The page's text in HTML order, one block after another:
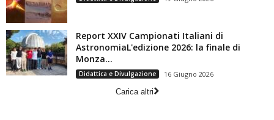
Report XXIV Campionati Italiani di
AstronomiaL'edizione 2026: la finale di
Monza...
Didattica e Divulgazione
16 Giugno 2026
Carica altri